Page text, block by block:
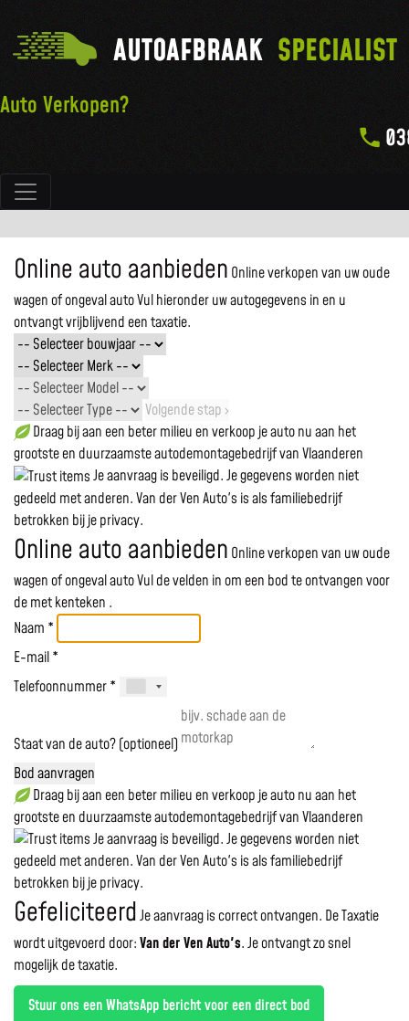
Hoofdnavigatie
AUTOAFBRAAK SPECIALIST
Auto Verkopen?
Online auto aanbieden Online verkopen van uw oude
wagen of ongeval autoVul hieronder uw autogegevens in en u
ontvangt vrijblijvend een taxatie.
Volgende stap ›
Draag bij aan een beter milieu en verkoop je auto nu aan het
grootste en duurzaamste autodemontagebedrijf van Vlaanderen
Je aanvraag is beveiligd. Je gegevens worden niet
gedeeld met anderen. Van der Ven Auto's is als familiebedrijf
betrokken bij je privacy.
Online auto aanbieden Online verkopen van uw oude
wagen of ongeval autoVul de velden in om een bod te ontvangen voor
demet kenteken .
Naam *
E-mail *
Telefoonnummer *
Staat van de auto? (optioneel)
Bod aanvragen
Draag bij aan een beter milieu en verkoop je auto nu aan het
grootste en duurzaamste autodemontagebedrijf van Vlaanderen
Je aanvraag is beveiligd. Je gegevens worden niet
gedeeld met anderen. Van der Ven Auto's is als familiebedrijf
betrokken bij je privacy.
GefeliciteerdJe aanvraag is correct ontvangen. De Taxatie
wordt uitgevoerd door:Van der Ven Auto's.Je ontvangt zo snel
mogelijk de taxatie.
Stuur ons een WhatsApp bericht voor een direct bod